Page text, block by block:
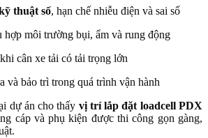
thuật số, hạn chế nhiễu điện và sai số
hợp môi trường bụi, ẩm và rung động
cân xe tải có tải trọng lớn
và bảo trì trong quá trình vận hành
dự án cho thấy vị trí lắp đặt loadcell PDX
cáp và phụ kiện được thi công gọn gàng,